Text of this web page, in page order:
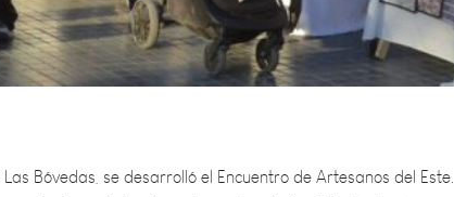
de los departamentos de San Martín, Junín y